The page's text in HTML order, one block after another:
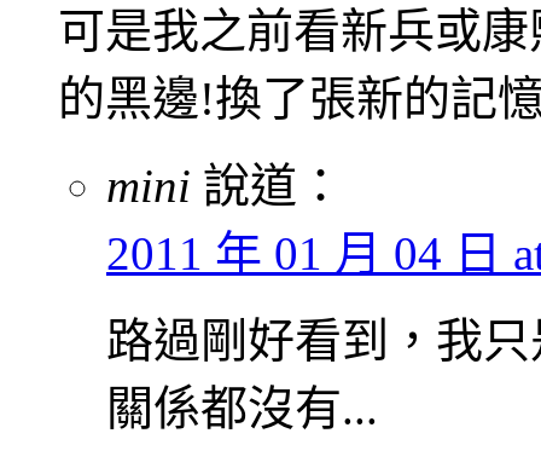
可是我之前看新兵或
的黑邊!換了張新的記
mini 說道：
2011 年 01 月 04 日
路過剛好看到，我
關係都沒有...